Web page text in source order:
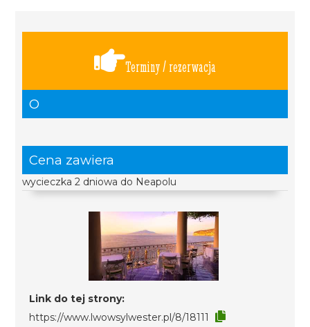
Terminy / rezerwacja
O
Cena zawiera
wycieczka 2 dniowa do Neapolu
Link do tej strony:
https://www.lwowsylwester.pl/8/18111